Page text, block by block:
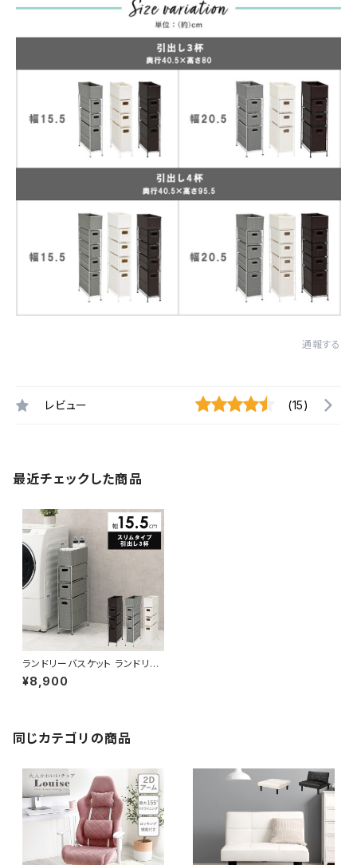
通報する
レビュー (15)
最近チェックした商品
ランドリーバスケット ランドリー
ワゴン 洗濯カゴ キャスター付 ラ
ンドリー収納 新生活 一人暮らし
¥8,900
同じカテゴリの商品